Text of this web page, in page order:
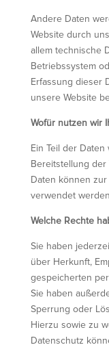
Andere Daten
Website durch
allem technische
Betriebssystem
Erfassung dieser
unsere Website
Wofür nutzen wir
Ein Teil der
Bereitstellung
Daten können
verwendet
Welche Rechte
Sie haben
über Herkunft,
gespeicherten
Sie haben
Sperrung oder
Hierzu sowie zu
Datenschutz